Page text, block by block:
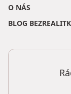
O NÁS
BLOG